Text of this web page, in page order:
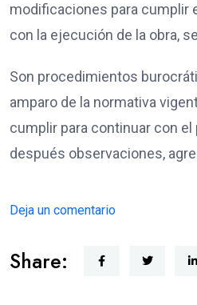
modificaciones para cumplir
con la ejecución de la obra,
Son procedimientos
amparo de la normativa
cumplir para continuar con
después observaciones,
Deja un comentario
Share: